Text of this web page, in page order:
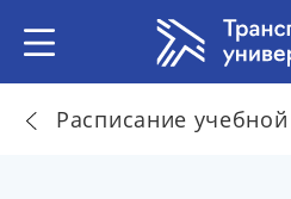
Расписание